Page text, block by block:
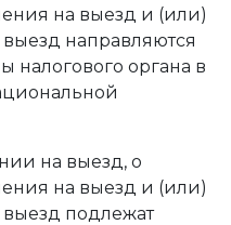
на выезд и (или)
направляются
органа в
на выезд, о
на выезд и (или)
подлежат